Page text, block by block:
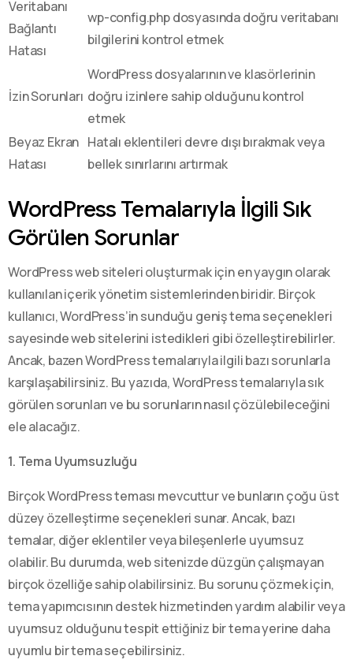
Veritabanı
Bağlantı
Hatası
wp-config.php dosyasında doğru veritabanı
bilgilerini kontrol etmek
İzin Sorunları
WordPress dosyalarının ve klasörlerinin
doğru izinlere sahip olduğunu kontrol
etmek
Beyaz Ekran
Hatası
Hatalı eklentileri devre dışı bırakmak veya
bellek sınırlarını artırmak
WordPress Temalarıyla İlgili Sık
Görülen Sorunlar
WordPress web siteleri oluşturmak için en yaygın olarak
kullanılan içerik yönetim sistemlerinden biridir. Birçok
kullanıcı, WordPress’in sunduğu geniş tema seçenekleri
sayesinde web sitelerini istedikleri gibi özelleştirebilirler.
Ancak, bazen WordPress temalarıyla ilgili bazı sorunlarla
karşılaşabilirsiniz. Bu yazıda, WordPress temalarıyla sık
görülen sorunları ve bu sorunların nasıl çözülebileceğini
ele alacağız.
1. Tema Uyumsuzluğu
Birçok WordPress teması mevcuttur ve bunların çoğu üst
düzey özelleştirme seçenekleri sunar. Ancak, bazı
temalar, diğer eklentiler veya bileşenlerle uyumsuz
olabilir. Bu durumda, web sitenizde düzgün çalışmayan
birçok özelliğe sahip olabilirsiniz. Bu sorunu çözmek için,
tema yapımcısının destek hizmetinden yardım alabilir veya
uyumsuz olduğunu tespit ettiğiniz bir tema yerine daha
uyumlu bir tema seçebilirsiniz.